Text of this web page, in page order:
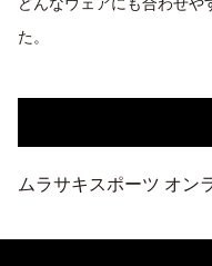
た。
ムラサキスポーツ オン